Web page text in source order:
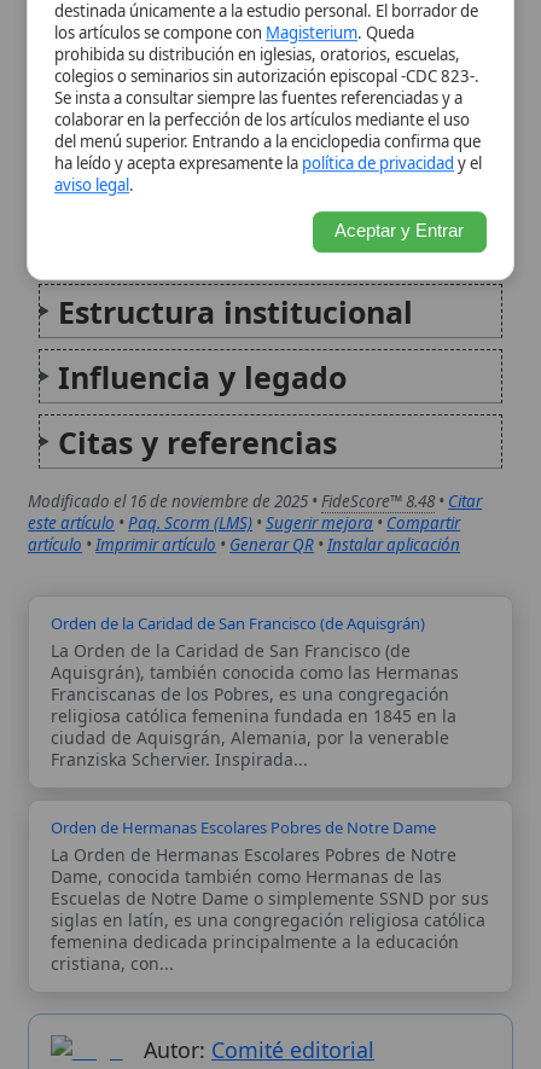
beatificación
Estructura institucional
Influencia y legado
Citas y referencias
FideScore™ 8.48•Citar
este artículo•Paq. Scorm (LMS)•Sugerir mejora•Compartir
artículo
Generar QR• Instalar aplicación
Orden de la Caridad de San Francisco (de Aquisgrán)
La Orden de la Caridad de San Francisco (de
Aquisgrán), también conocida como las Hermanas
Franciscanas de los Pobres, es una congregación
religiosa católica femenina fundada en 1845 en la
ciudad de Aquisgrán, Alemania, por la venerable
Franziska Schervier. Inspirada...
Orden de Hermanas Escolares Pobres de Notre Dame
Escuelas de Notre Dame o simplemente SSND por sus
siglas en latín, es una congregación religiosa católica
femenina dedicada principalmente a la educación
cristiana, con...
Autor:Comité editorial
del artículo están basadas y contrastadas
usando fuentes catolicas: escritos
patrísticos, de santos, artículos
teológicos, documentos históricos, actas
de concilios, encíclicas, fuentes
magisteriales y documentos oficiales de
Aceptar y Entrar